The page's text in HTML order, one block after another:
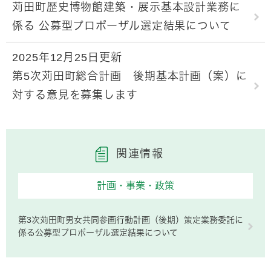
苅田町歴史博物館建築・展示基本設計業務に
係る 公募型プロポーザル選定結果について
2025年12月25日更新
第5次苅田町総合計画 後期基本計画（案）に
対する意見を募集します
関連情報
計画・事業・政策
第3次苅田町男女共同参画行動計画（後期）策定業務委託に
係る公募型プロポーザル選定結果について